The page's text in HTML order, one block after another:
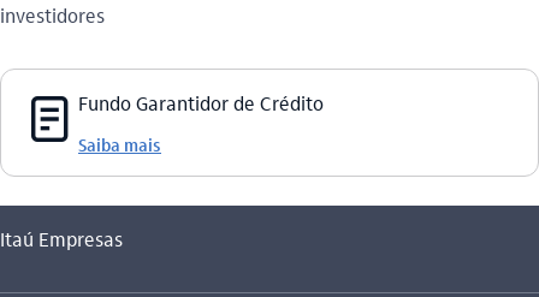
investidores
documento_outline Fundo Garantidor de Crédito
Saiba mais
Você está aqui:
Itaú Empresas